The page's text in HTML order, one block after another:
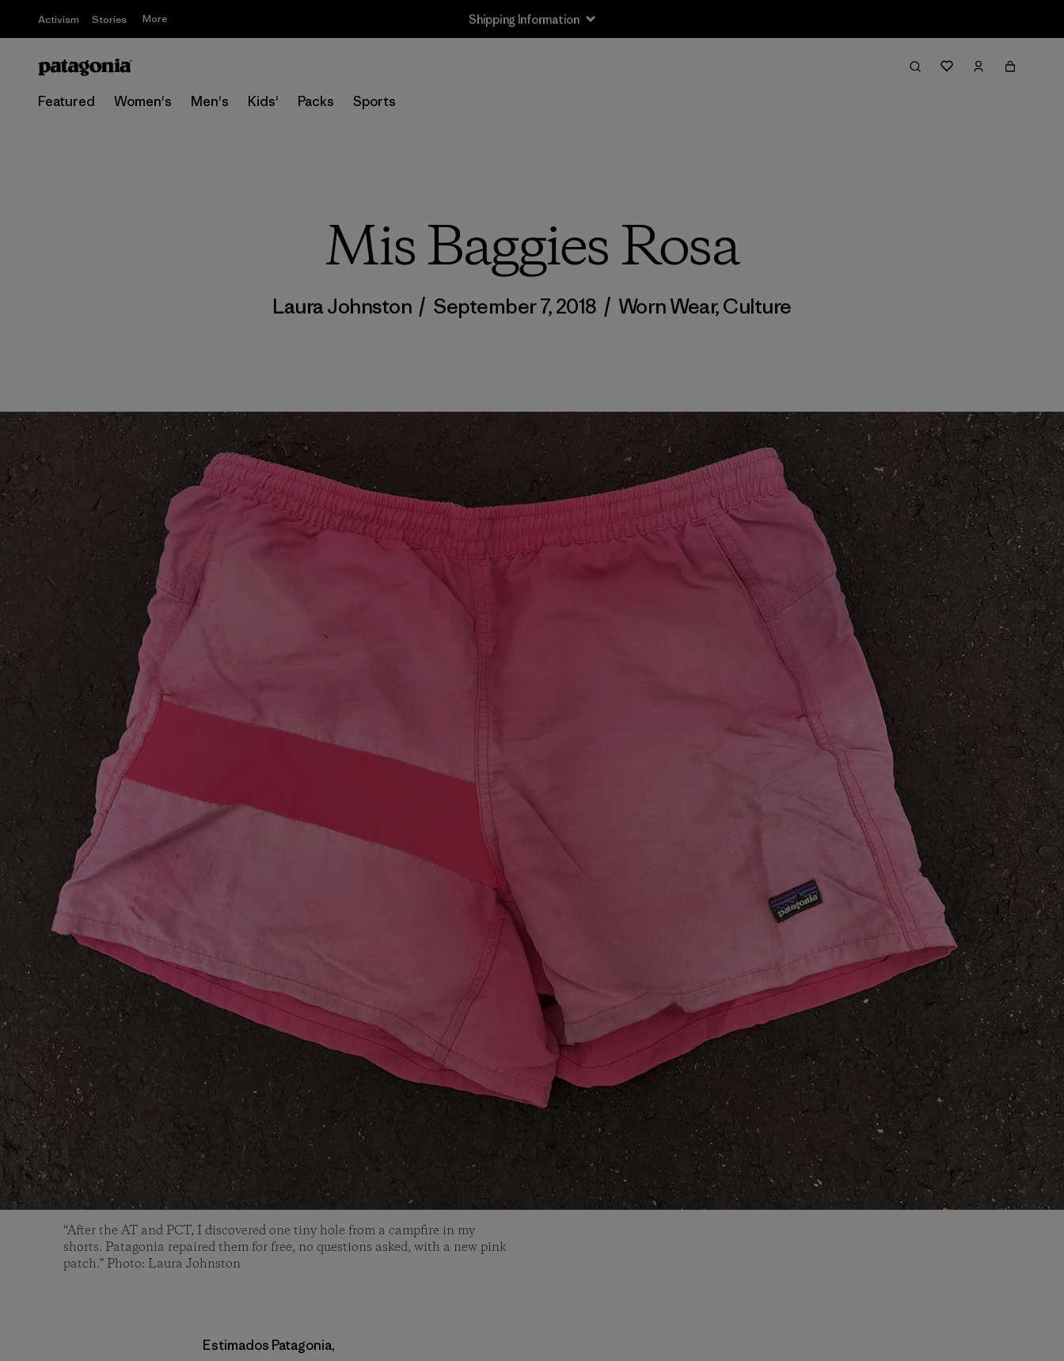
Activism Stories More Returns Information
Featured Women's Men's Kids' Packs Sports
Mis Baggies Rosa
Laura Johnston / September 7, 2018 / Worn Wear,Culture
“After the AT and PCT, I discovered one tiny hole from a campfire in my
shorts. Patagonia repaired them for free, no questions asked, with a new pink
patch.” Photo: Laura Johnston
Estimados Patagonia,